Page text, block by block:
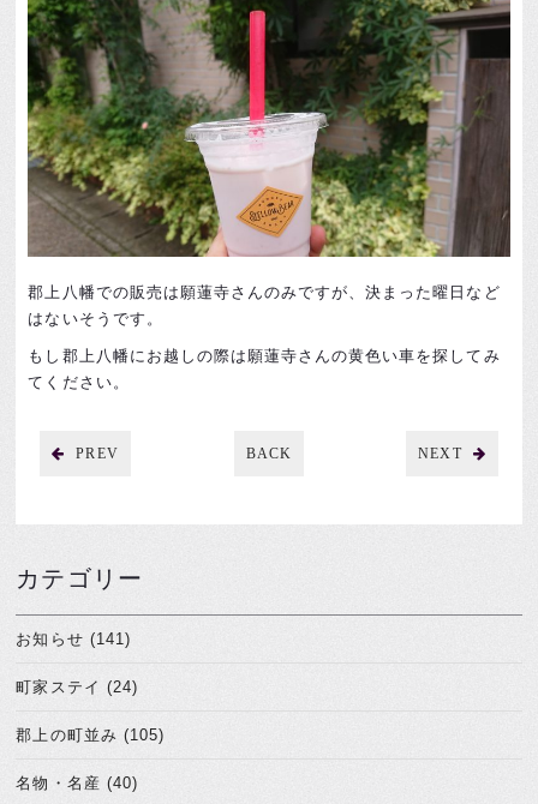
郡上八幡での販売は願蓮寺さんのみですが、決まった曜日など
はないそうです。
もし郡上八幡にお越しの際は願蓮寺さんの黄色い車を探してみ
てください。
NEXT
BACK
PREV
カテゴリー
お知らせ (141)
町家ステイ (24)
郡上の町並み (105)
名物・名産 (40)